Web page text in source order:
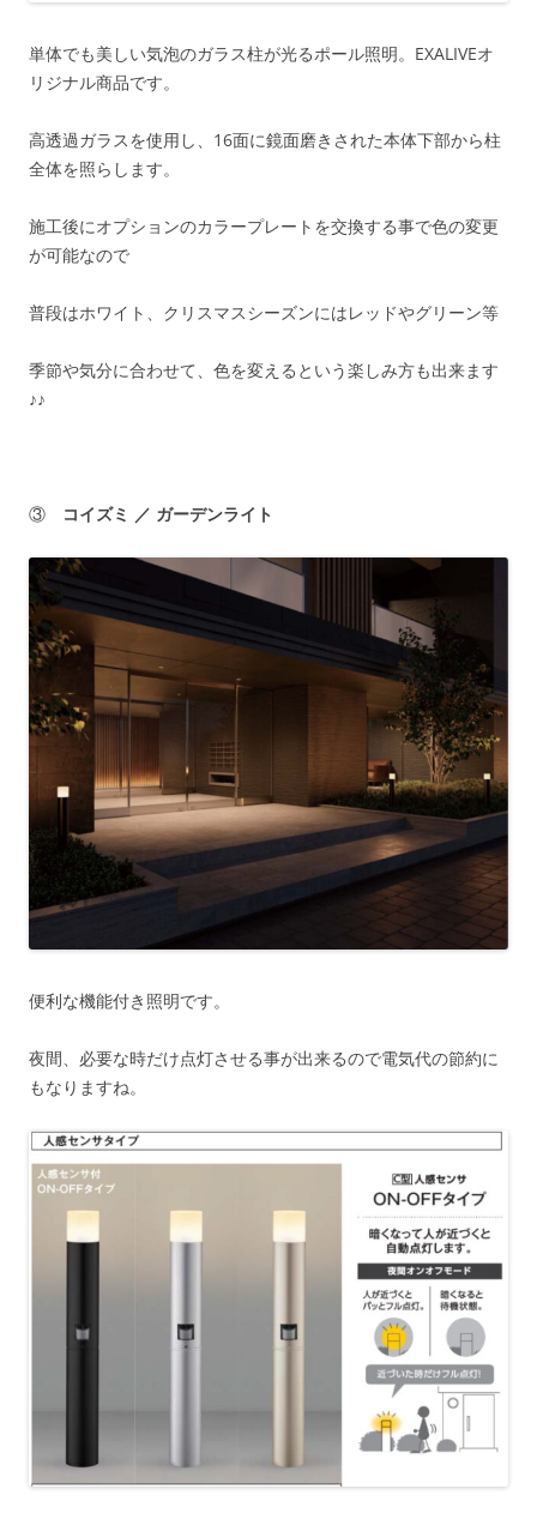
単体でも美しい気泡のガラス柱が光るポール照明。EXALIVEオ
リジナル商品です。
高透過ガラスを使用し、16面に鏡面磨きされた本体下部から柱
全体を照らします。
施工後にオプションのカラープレートを交換する事で色の変更
が可能なので
普段はホワイト、クリスマスシーズンにはレッドやグリーン等
季節や気分に合わせて、色を変えるという楽しみ方も出来ます
♪♪
③ コイズミ ／ ガーデンライト
便利な機能付き照明です。
夜間、必要な時だけ点灯させる事が出来るので電気代の節約に
もなりますね。